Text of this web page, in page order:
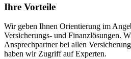
Ihre Vorteile
Wir geben Ihnen Orientierung im
Versicherungs- und Finanzlösungen.
Ansprechpartner bei allen
haben wir Zugriff auf Experten.